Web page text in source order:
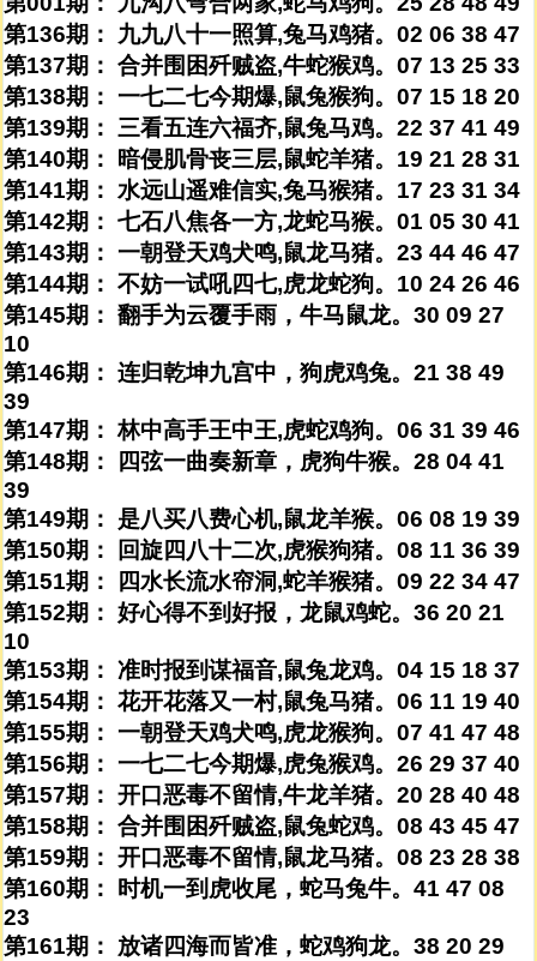
第136期： 九九八十一照算,兔马鸡猪。02 06 38 47
第137期： 合并围困歼贼盗,牛蛇猴鸡。07 13 25 33
第138期： 一七二七今期爆,鼠兔猴狗。07 15 18 20
第139期： 三看五连六福齐,鼠兔马鸡。22 37 41 49
第140期： 暗侵肌骨丧三层,鼠蛇羊猪。19 21 28 31
第141期： 水远山遥难信实,兔马猴猪。17 23 31 34
第142期： 七石八焦各一方,龙蛇马猴。01 05 30 41
第143期： 一朝登天鸡犬鸣,鼠龙马猪。23 44 46 47
第144期： 不妨一试吼四七,虎龙蛇狗。10 24 26 46
第145期： 翻手为云覆手雨，牛马鼠龙。30 09 27
10
第146期： 连归乾坤九宫中，狗虎鸡兔。21 38 49
39
第147期： 林中高手王中王,虎蛇鸡狗。06 31 39 46
第148期： 四弦一曲奏新章，虎狗牛猴。28 04 41
39
第149期： 是八买八费心机,鼠龙羊猴。06 08 19 39
第150期： 回旋四八十二次,虎猴狗猪。08 11 36 39
第151期： 四水长流水帘洞,蛇羊猴猪。09 22 34 47
第152期： 好心得不到好报，龙鼠鸡蛇。36 20 21
10
第153期： 准时报到谋福音,鼠兔龙鸡。04 15 18 37
第154期： 花开花落又一村,鼠兔马猪。06 11 19 40
第155期： 一朝登天鸡犬鸣,虎龙猴狗。07 41 47 48
第156期： 一七二七今期爆,虎兔猴鸡。26 29 37 40
第157期： 开口恶毒不留情,牛龙羊猪。20 28 40 48
第158期： 合并围困歼贼盗,鼠兔蛇鸡。08 43 45 47
第159期： 开口恶毒不留情,鼠龙马猪。08 23 28 38
第160期： 时机一到虎收尾，蛇马兔牛。41 47 08
23
第161期： 放诸四海而皆准，蛇鸡狗龙。38 20 29